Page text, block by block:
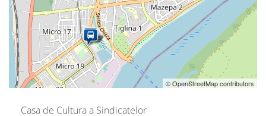
© OpenStreetMap contributors
Casa de Cultura a Sindicatelor